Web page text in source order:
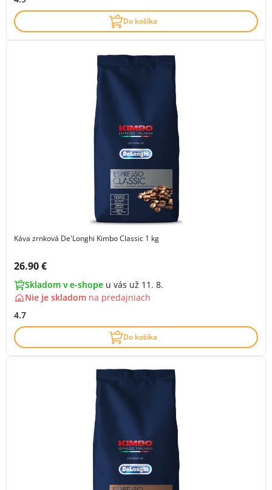
Do košíka
Káva zrnková De'Longhi Kimbo Classic 1 kg
Cena s DPH:
26.90 €
Skladom v e-shope u vás už 11. 8.
Nie je skladom na predajniach
4.7
Do košíka